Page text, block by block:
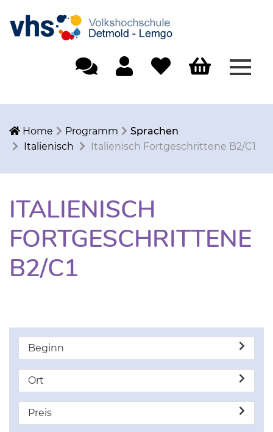
Home Programm
Sprachen
Italienisch
Italienisch Fortgeschrittene B2/C1
ITALIENISCH
FORTGESCHRITTENE
B2/C1
Beginn
Ort
Preis